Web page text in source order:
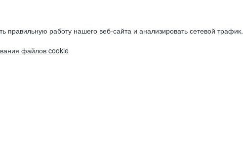
работу нашего веб-сайта и анализировать сетевой трафик.
файлов cookie